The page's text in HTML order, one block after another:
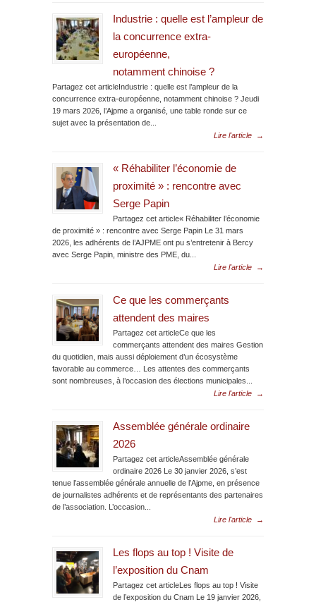
Industrie : quelle est l’ampleur de
la concurrence extra-
européenne,
notamment chinoise ?
Partagez cet articleIndustrie : quelle est l’ampleur de la
concurrence extra-européenne, notamment chinoise ? Jeudi
19 mars 2026, l’Ajpme a organisé, une table ronde sur ce
sujet avec la présentation de...
Lire l'article
→
« Réhabiliter l’économie de
proximité » : rencontre avec
Serge Papin
Partagez cet article« Réhabiliter l’économie
de proximité » : rencontre avec Serge Papin Le 31 mars
2026, les adhérents de l’AJPME ont pu s’entretenir à Bercy
avec Serge Papin, ministre des PME, du...
Lire l'article
→
Ce que les commerçants
attendent des maires
Partagez cet articleCe que les
commerçants attendent des maires Gestion
du quotidien, mais aussi déploiement d’un écosystème
favorable au commerce… Les attentes des commerçants
sont nombreuses, à l’occasion des élections municipales...
Lire l'article
→
Assemblée générale ordinaire
2026
Partagez cet articleAssemblée générale
ordinaire 2026 Le 30 janvier 2026, s’est
tenue l’assemblée générale annuelle de l’Ajpme, en présence
de journalistes adhérents et de représentants des partenaires
de l’association. L’occasion...
Lire l'article
→
Les flops au top ! Visite de
l’exposition du Cnam
Partagez cet articleLes flops au top ! Visite
de l’exposition du Cnam Le 19 janvier 2026,